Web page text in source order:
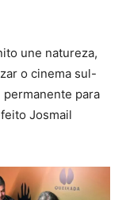
une natureza,
o cinema sul-
para
Josmail